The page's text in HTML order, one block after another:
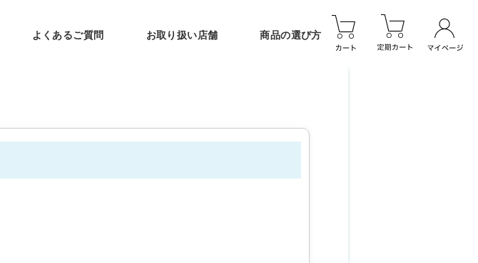
よくあるご質問 お取り扱い店舗 商品の選び方